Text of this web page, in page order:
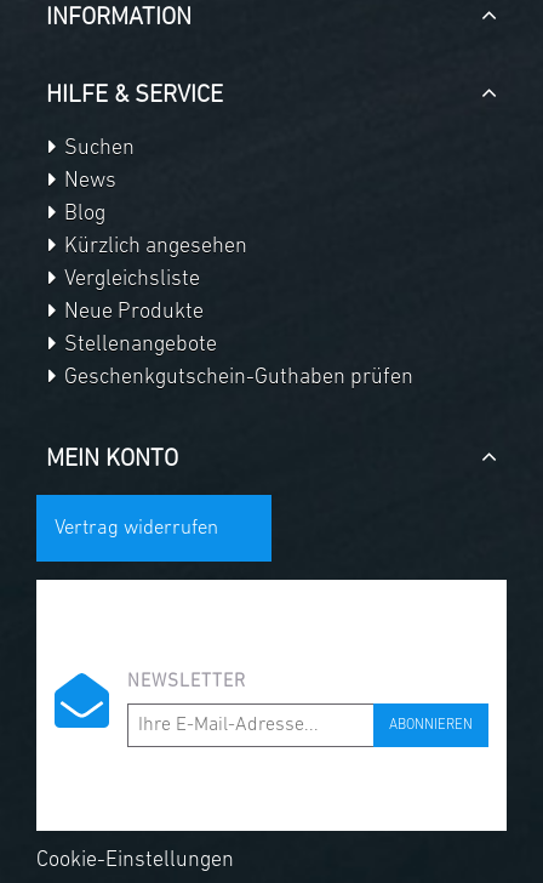
INFORMATION
HILFE & SERVICE
Suchen
News
Blog
Kürzlich angesehen
Vergleichsliste
Neue Produkte
Stellenangebote
Geschenkgutschein-Guthaben prüfen
MEIN KONTO
Vertrag widerrufen
NEWSLETTER
ABONNIEREN
Cookie-Einstellungen